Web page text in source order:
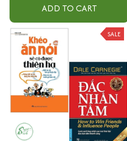
ADD TO CART
SALE